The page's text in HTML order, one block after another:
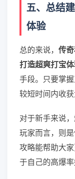
五、总结
体验
总的来说， 传
打造超爽打宝体
手段。只要掌
较短时间内收获
对于新手来说
玩家而言，则
攻略能帮助大
于自己的高爆率